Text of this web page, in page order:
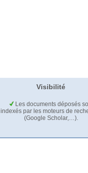
Visibilité
Les documents déposés
indexés par les moteurs de
(Google Scholar,…).